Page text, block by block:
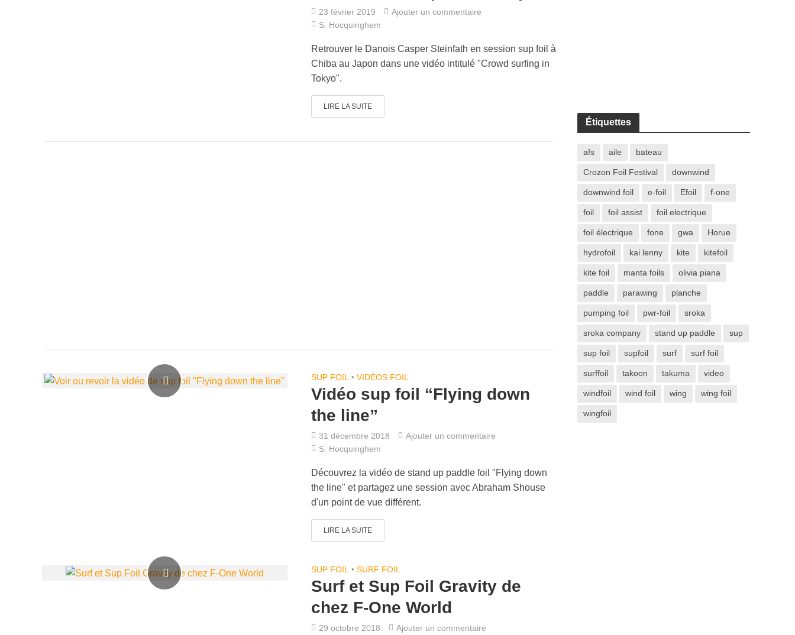
23 février 2019
Ajouter un commentaire
S. Hocquinghem
Retrouver le Danois Casper Steinfath en session sup foil à
Chiba au Japon dans une vidéo intitulé "Crowd surfing in
Tokyo".
LIRE LA SUITE
SUP FOIL • VIDÉOS FOIL
Vidéo sup foil “Flying down
the line”
31 décembre 2018
Ajouter un commentaire
S. Hocquinghem
Découvrez la vidéo de stand up paddle foil "Flying down
the line" et partagez une session avec Abraham Shouse
d'un point de vue différent.
LIRE LA SUITE
SUP FOIL • SURF FOIL
Surf et Sup Foil Gravity de
chez F-One World
29 octobre 2018
Ajouter un commentaire
Étiquettes
afs aile bateau
Crozon Foil Festival downwind
downwind foil e-foil Efoil f-one
foil foil assist foil electrique
foil électrique fone gwa Horue
hydrofoil kai lenny kite kitefoil
kite foil manta foils olivia piana
paddle parawing planche
pumping foil pwr-foil sroka
sroka company stand up paddle sup
sup foil supfoil surf surf foil
surffoil takoon takuma video
windfoil wind foil wing wing foil
wingfoil